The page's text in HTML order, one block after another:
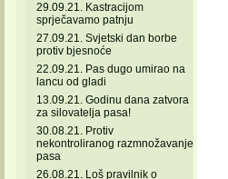
29.09.21. Kastracijom
sprječavamo patnju
27.09.21. Svjetski dan borbe
protiv bjesnoće
22.09.21. Pas dugo umirao na
lancu od gladi
13.09.21. Godinu dana zatvora
za silovatelja pasa!
30.08.21. Protiv
nekontroliranog razmnožavanje
pasa
26.08.21. Loš pravilnik o